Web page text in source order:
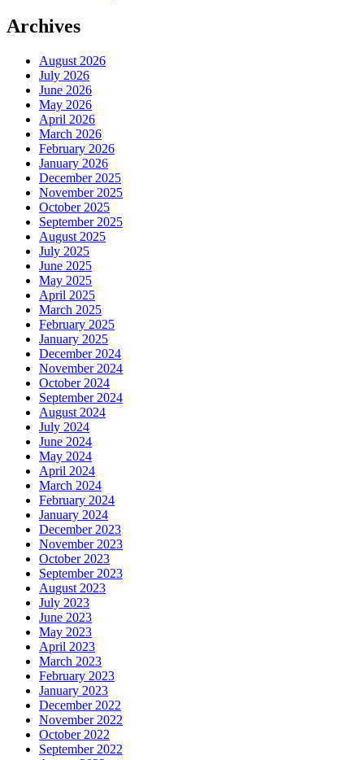
Archives
August 2026
July 2026
June 2026
May 2026
April 2026
March 2026
February 2026
January 2026
December 2025
November 2025
October 2025
September 2025
August 2025
July 2025
June 2025
May 2025
April 2025
March 2025
February 2025
January 2025
December 2024
November 2024
October 2024
September 2024
August 2024
July 2024
June 2024
May 2024
April 2024
March 2024
February 2024
January 2024
December 2023
November 2023
October 2023
September 2023
August 2023
July 2023
June 2023
May 2023
April 2023
March 2023
February 2023
January 2023
December 2022
November 2022
October 2022
September 2022